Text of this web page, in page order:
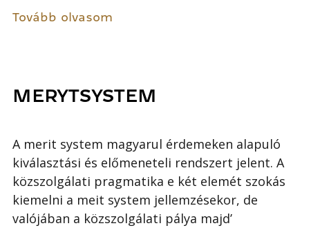
Tovább olvasom
MERYTSYSTEM
A merit system magyarul érdemeken alapuló
kiválasztási és előmeneteli rendszert jelent. A
közszolgálati pragmatika e két elemét szokás
kiemelni a meit system jellemzésekor, de
valójában a közszolgálati pálya majd’